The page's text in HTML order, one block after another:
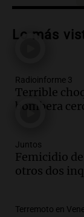
Audio.
de la
Audio.
Córdoba
Audio.
Episodios
Lo más
Radioinforme 3
Terrible
bombera
Juntos
Femicidio
otros dos
Terremoto en